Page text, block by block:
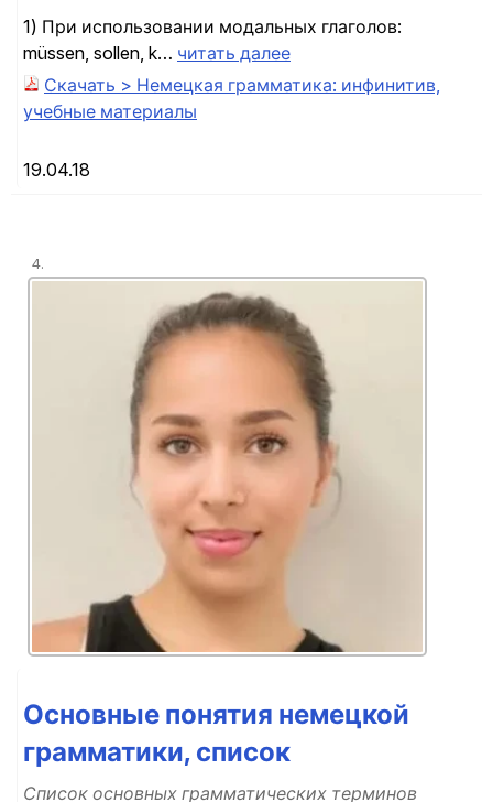
1) При использовании модальных глаголов:
müssen, sollen, k… читать далее
Скачать > Немецкая грамматика: инфинитив,
учебные материалы
19.04.18
4.
Основные понятия немецкой
грамматики, список
Список основных грамматических терминов